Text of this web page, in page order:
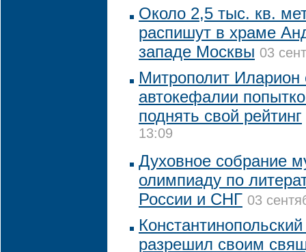
Около 2,5 тыс. кв.
распишут в храме
западе Москвы 03
Митрополит Иларион
автокефалии
поднять свой рейтинг
13:09
Духовное собрание
олимпиаду по
России и СНГ 03
разрешил своим